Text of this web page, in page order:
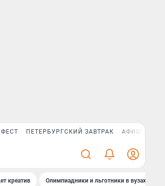
ПЕТЕРБУРГСКИЙ ЗАВТРАК АФИША PLUS
креатив Олимпиадники и льготники в вузах СПб